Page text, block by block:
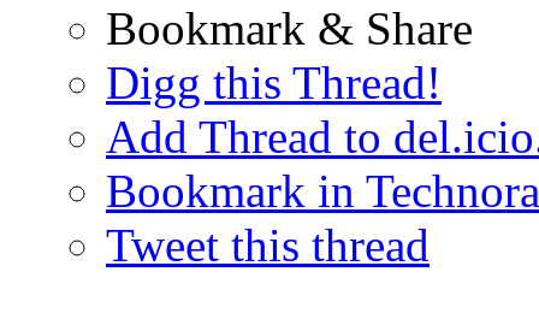
Bookmark & Share
Digg this Thread!
Add Thread to
Bookmark in
Tweet this thread